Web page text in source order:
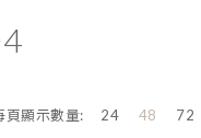
頁顯示數量: 24 48 72